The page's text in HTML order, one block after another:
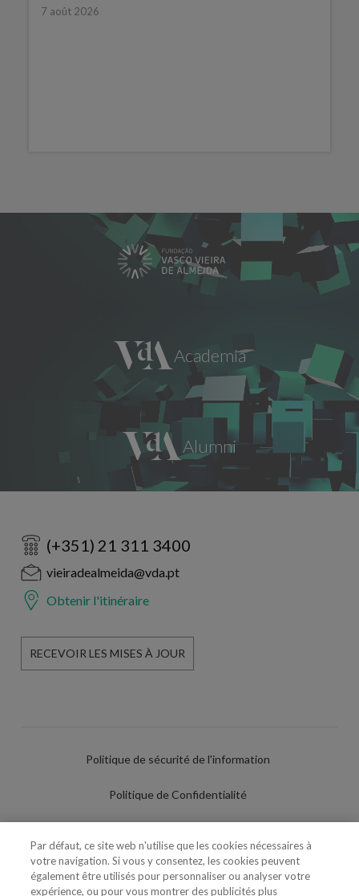
7 août 2026
(+351) 21 311 3400
vieiradealmeida@vda.pt
Obtenir l'itinéraire
RECEVOIR LES MISES À JOUR
Politique de sécurité de l'information
Politique de Confidentialité
Politique de Cookies
Par défaut, ce site web n'utilise que les cookies nécessaires à
votre navigation. Si vous y consentez, les cookies peuvent
également être utilisés pour personnaliser ou analyser votre
expérience, ou pour vous montrer des publicités plus